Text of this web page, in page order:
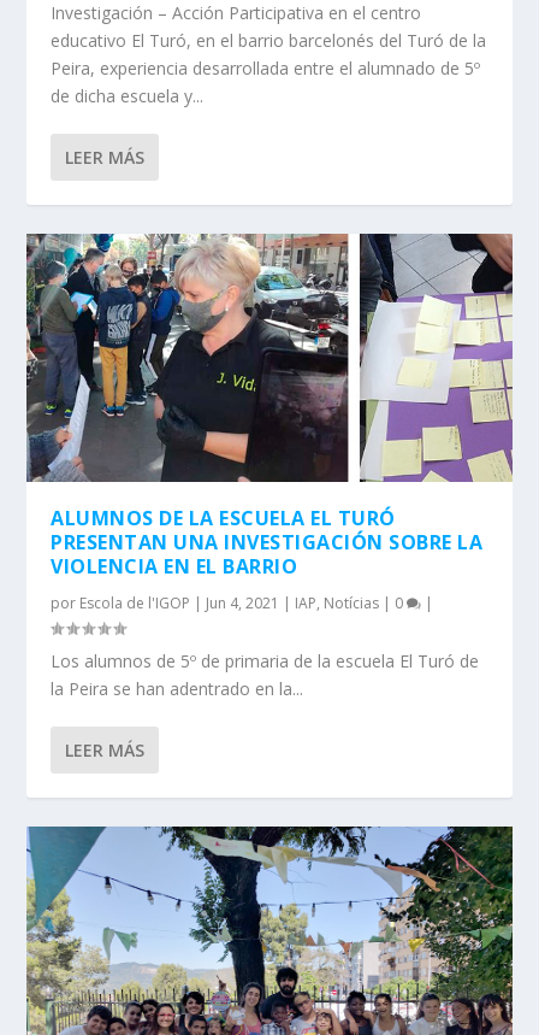
Investigación – Acción Participativa en el centro
educativo El Turó, en el barrio barcelonés del Turó de la
Peira, experiencia desarrollada entre el alumnado de 5º
de dicha escuela y...
LEER MÁS
ALUMNOS DE LA ESCUELA EL TURÓ
PRESENTAN UNA INVESTIGACIÓN SOBRE LA
VIOLENCIA EN EL BARRIO
por Escola de l'IGOP | Jun 4, 2021 | IAP, Notícias | 0 |
Los alumnos de 5º de primaria de la escuela El Turó de
la Peira se han adentrado en la...
LEER MÁS